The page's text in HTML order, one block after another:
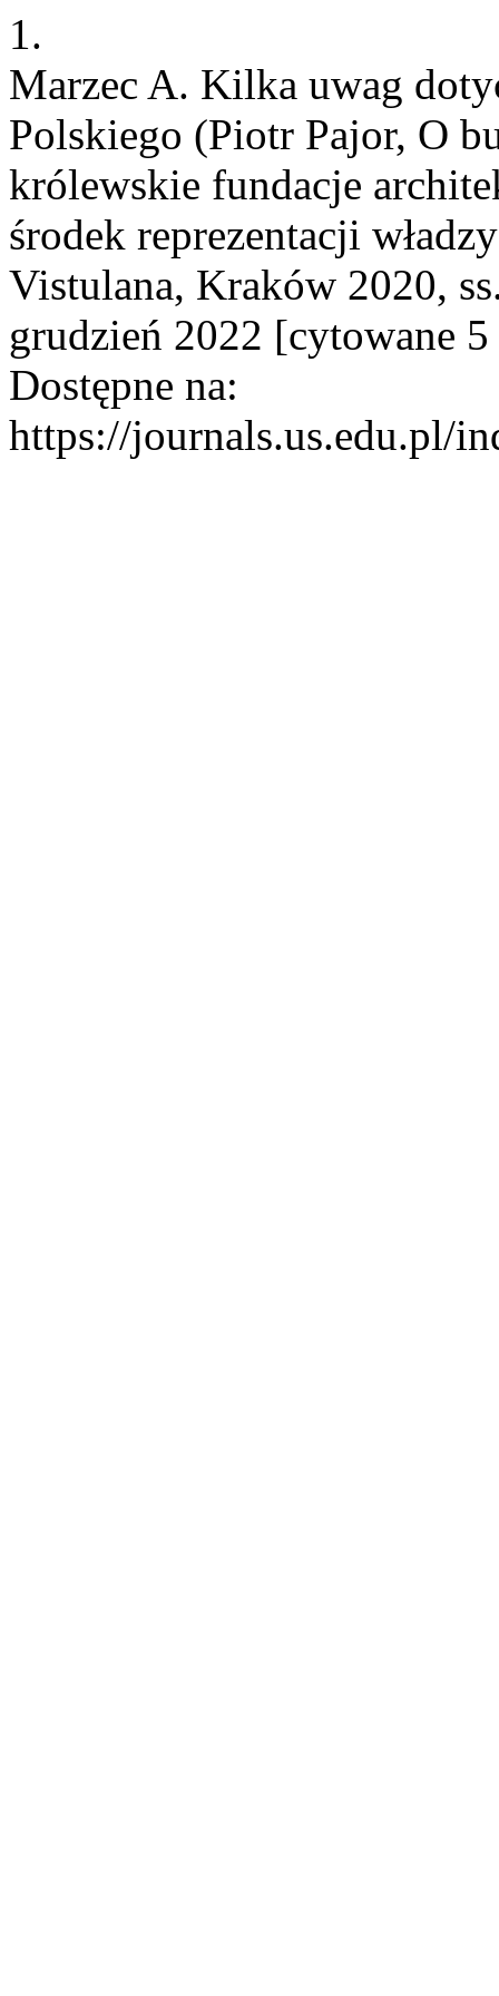
1.
Marzec A. Kilka uwag
Polskiego (Piotr Pajor, O
królewskie fundacje
środek reprezentacji
Vistulana, Kraków 2020,
grudzień 2022 [cytowane
Dostępne na:
https://journals.us.edu.pl/